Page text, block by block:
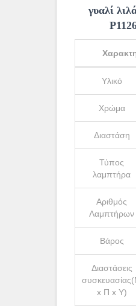
γυαλί
Υλικό
Χρώμα
Διαστάση
Τύπος
λαμπτήρα
Αριθμός
Λαμπτήρων
Βάρος
Διαστάσεις
x Π x Υ)